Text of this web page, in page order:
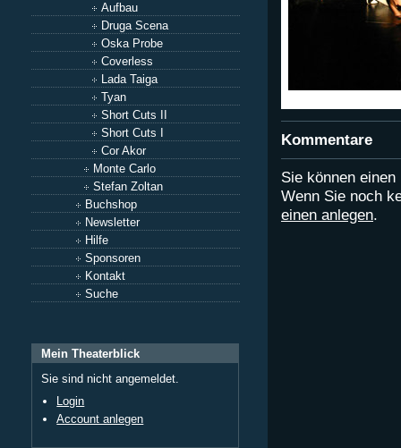
Aufbau
Druga Scena
Oska Probe
Coverless
Lada Taiga
Tyan
Short Cuts II
Short Cuts I
Cor Akor
Monte Carlo
Stefan Zoltan
Buchshop
Newsletter
Hilfe
Sponsoren
Kontakt
Suche
Mein Theaterblick
Sie sind nicht angemeldet.
Login
Account anlegen
Kommentare
Sie können
Wenn Sie noch
einen anlegen.